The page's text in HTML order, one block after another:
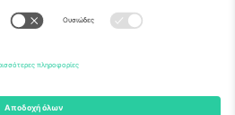
πλατφόρμας ενδέχεται να
στη σελίδα της συγκεκριμένης